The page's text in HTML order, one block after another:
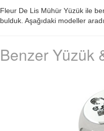
Fleur De Lis Mühür Yüzük ile
bulduk. Aşağıdaki modeller
Benzer Yüzük